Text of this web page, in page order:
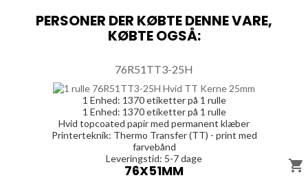
PERSONER DER KØBTE DENNE VARE,
KØBTE OGSÅ:
76R51TT3-25H
1 Enhed: 1370etiketter på 1 rulle
1 Enhed: 1370etiketter på 1 rulle
Hvid topcoated papir med permanent klæber
Printerteknik: Thermo Transfer (TT) - print med
farvebånd
Leveringstid: 5-7 dage
76X51MM 